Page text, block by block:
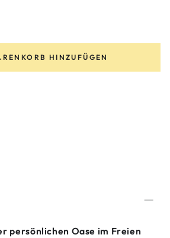
HINZUFÜGEN
persönlichen Oase im Freien